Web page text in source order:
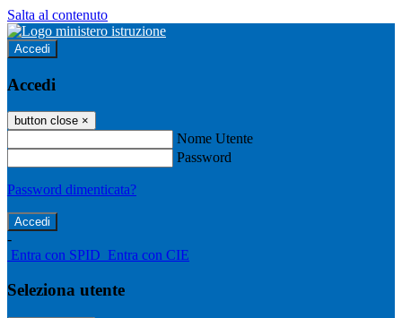
Salta al contenuto
Accedi
Accedi
button close ×
Nome Utente
Password
Password dimenticata?
-
Entra con SPID Entra con CIE
Seleziona utente